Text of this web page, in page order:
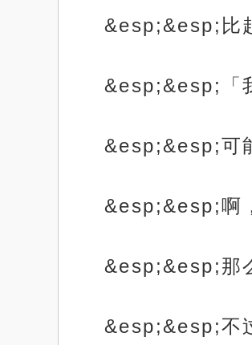
&esp;&esp;比
&esp;&esp;「
&esp;&esp;可
&esp;&esp;啊
&esp;&esp;那
&esp;&esp;不